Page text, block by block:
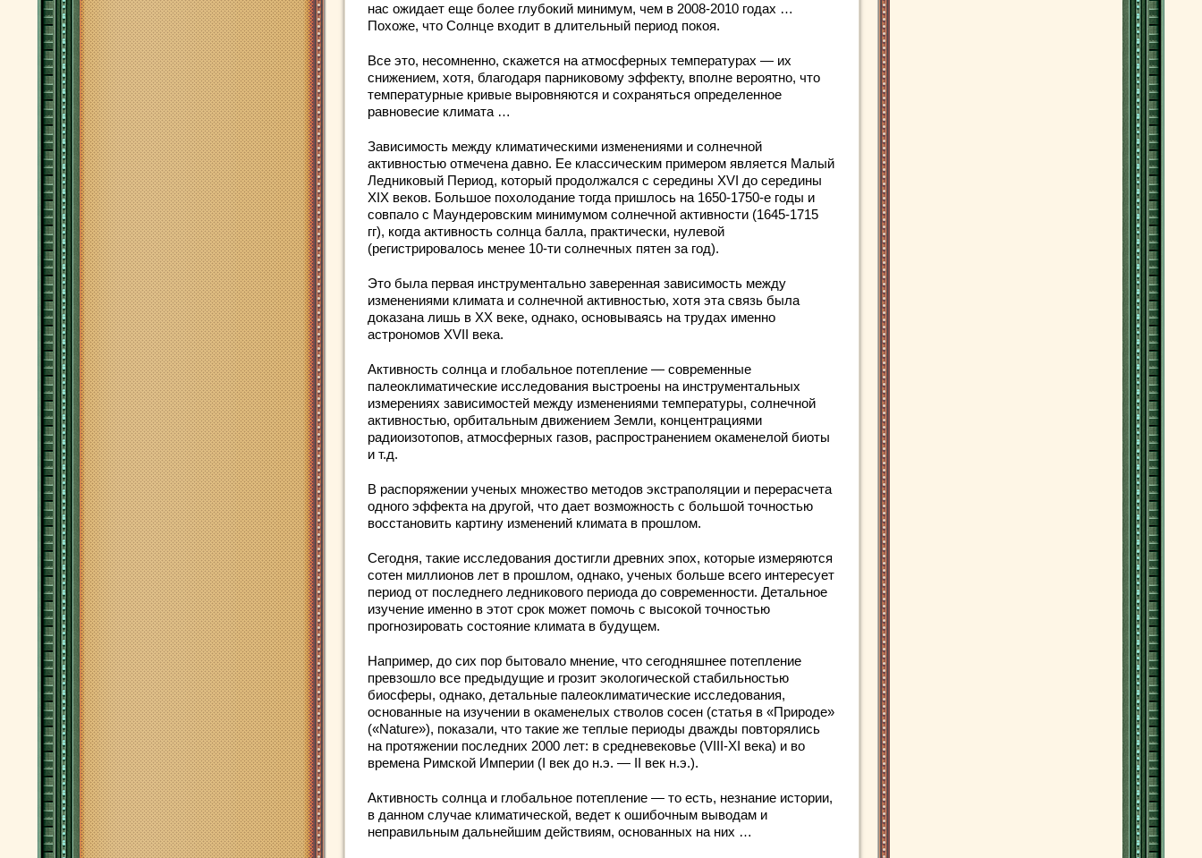
нас ожидает еще более глубокий минимум, чем в 2008-2010 годах …
Похоже, что Солнце входит в длительный период покоя.
Все это, несомненно, скажется на атмосферных температурах — их
снижением, хотя, благодаря парниковому эффекту, вполне вероятно, что
температурные кривые выровняются и сохраняться определенное
равновесие климата …
Зависимость между климатическими изменениями и солнечной
активностью отмечена давно. Ее классическим примером является Малый
Ледниковый Период, который продолжался с середины XVI до середины
XIX веков. Большое похолодание тогда пришлось на 1650-1750-е годы и
совпало с Маундеровским минимумом солнечной активности (1645-1715
гг), когда активность солнца балла, практически, нулевой
(регистрировалось менее 10-ти солнечных пятен за год).
Это была первая инструментально заверенная зависимость между
изменениями климата и солнечной активностью, хотя эта связь была
доказана лишь в ХХ веке, однако, основываясь на трудах именно
астрономов XVII века.
Активность солнца и глобальное потепление — современные
палеоклиматические исследования выстроены на инструментальных
измерениях зависимостей между изменениями температуры, солнечной
активностью, орбитальным движением Земли, концентрациями
радиоизотопов, атмосферных газов, распространением окаменелой биоты
и т.д.
В распоряжении ученых множество методов экстраполяции и перерасчета
одного эффекта на другой, что дает возможность с большой точностью
восстановить картину изменений климата в прошлом.
Сегодня, такие исследования достигли древних эпох, которые измеряются
сотен миллионов лет в прошлом, однако, ученых больше всего интересует
период от последнего ледникового периода до современности. Детальное
изучение именно в этот срок может помочь с высокой точностью
прогнозировать состояние климата в будущем.
Например, до сих пор бытовало мнение, что сегодняшнее потепление
превзошло все предыдущие и грозит экологической стабильностью
биосферы, однако, детальные палеоклиматические исследования,
основанные на изучении в окаменелых стволов сосен (статья в «Природе»
(«Nature»), показали, что такие же теплые периоды дважды повторялись
на протяжении последних 2000 лет: в средневековье (VIII-XI века) и во
времена Римской Империи (I век до н.э. — II век н.э.).
Активность солнца и глобальное потепление — то есть, незнание истории,
в данном случае климатической, ведет к ошибочным выводам и
неправильным дальнейшим действиям, основанных на них …